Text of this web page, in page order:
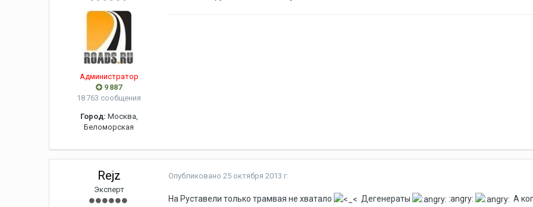
Администратор
9 887
18 763 сообщения
Город: Москва,
Беломорская
Rejz
Эксперт
Опубликовано25 октября 2013 г.
На Руставели только трамвая не хватало Дегенераты :angry:
А